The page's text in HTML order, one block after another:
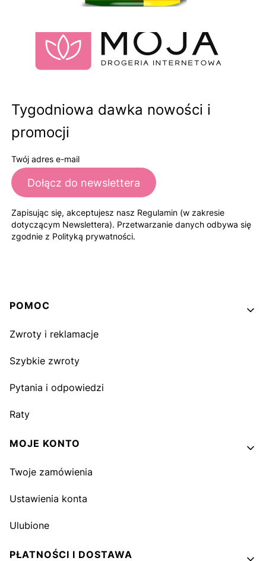
Tygodniowa dawka nowości i
promocji
Twój adres e-mail
Dołącz do newslettera
Zapisując się, akceptujesz nasz Regulamin (w zakresie
dotyczącym Newslettera). Przetwarzanie danych odbywa się
zgodnie z Polityką prywatności.
Linki w stopce
POMOC
Zwroty i reklamacje
Szybkie zwroty
Pytania i odpowiedzi
Raty
MOJE KONTO
Twoje zamówienia
Ustawienia konta
Ulubione
PŁATNOŚCI I DOSTAWA